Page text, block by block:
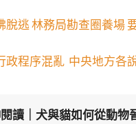
脫逃 林務局勘查圈養場
政程序混亂 中央地方各
讀｜犬與貓如何從動物